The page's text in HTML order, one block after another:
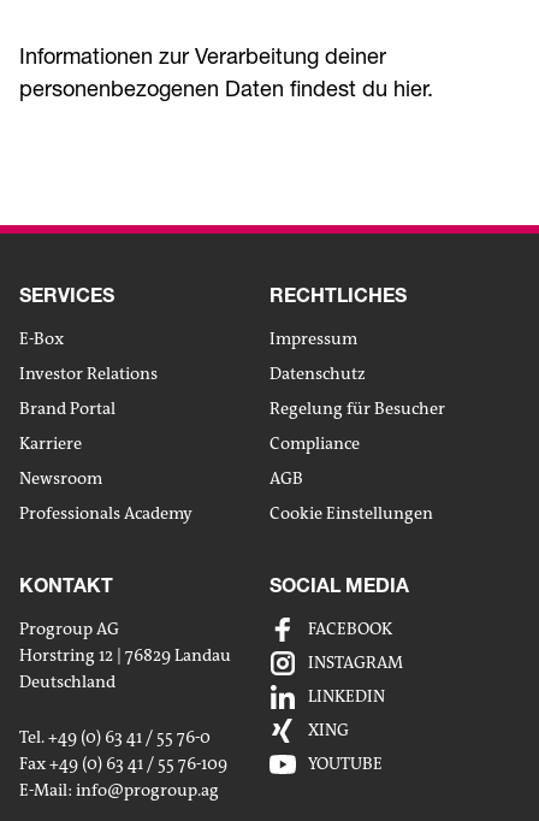
Informationen zur Verarbeitung deiner
personenbezogenen Daten findest du hier.
SERVICES
E-Box
Investor Relations
Brand Portal
Karriere
Newsroom
Professionals Academy
RECHTLICHES
Impressum
Datenschutz
Regelung für Besucher
Compliance
AGB
Cookie Einstellungen
KONTAKT
Progroup AG
Horstring 12 | 76829 Landau
Deutschland
Tel. +49 (0) 63 41 / 55 76-0
Fax +49 (0) 63 41 / 55 76-109
E-Mail: info@progroup.ag
SOCIAL MEDIA
FACEBOOK
INSTAGRAM
LINKEDIN
XING
YOUTUBE